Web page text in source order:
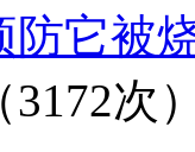
防它被
次）